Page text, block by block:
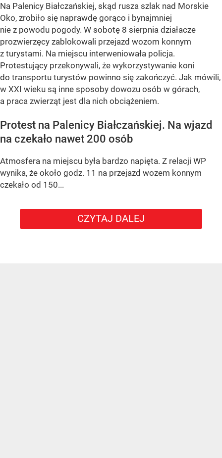
Na Palenicy Białczańskiej, skąd rusza szlak nad Morskie
Oko, zrobiło się naprawdę gorąco i bynajmniej
nie z powodu pogody. W sobotę 8 sierpnia działacze
prozwierzęcy zablokowali przejazd wozom konnym
z turystami. Na miejscu interweniowała policja.
Protestujący przekonywali, że wykorzystywanie koni
do transportu turystów powinno się zakończyć. Jak mówili,
w XXI wieku są inne sposoby dowozu osób w górach,
a praca zwierząt jest dla nich obciążeniem.
Protest na Palenicy Białczańskiej. Na wjazd
na czekało nawet 200 osób
Atmosfera na miejscu była bardzo napięta. Z relacji WP
wynika, że około godz. 11 na przejazd wozem konnym
czekało od 150...
CZYTAJ DALEJ